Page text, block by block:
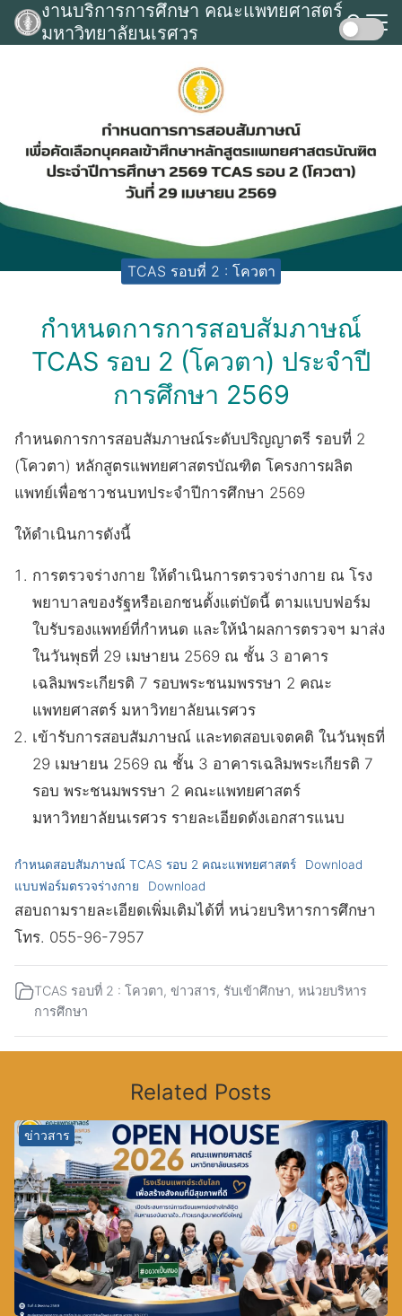
Skip
งานบริการการศึกษา คณะแพทยศาสตร์
มหาวิทยาลัยนเรศวร
TCAS รอบที่ 2 : โควตา
กำหนดการการสอบสัมภาษณ์
TCAS รอบ 2 (โควตา) ประจำปี
การศึกษา 2569
กำหนดการการสอบสัมภาษณ์ระดับปริญญาตรี รอบที่ 2
(โควตา) หลักสูตรแพทยศาสตรบัณฑิต โครงการผลิต
แพทย์เพื่อชาวชนบทประจำปีการศึกษา 2569
ให้ดำเนินการดังนี้
การตรวจร่างกาย ให้ดำเนินการตรวจร่างกาย ณ โรง
พยาบาลของรัฐหรือเอกชนตั้งแต่บัดนี้ ตามแบบฟอร์ม
ใบรับรองแพทย์ที่กำหนด และให้นำผลการตรวจฯ มาส่ง
ในวันพุธที่ 29 เมษายน 2569 ณ ชั้น 3 อาคาร
เฉลิมพระเกียรติ 7 รอบพระชนมพรรษา 2 คณะ
แพทยศาสตร์ มหาวิทยาลัยนเรศวร
เข้ารับการสอบสัมภาษณ์ และทดสอบเจตคติ ในวันพุธที่
29 เมษายน 2569 ณ ชั้น 3 อาคารเฉลิมพระเกียรติ 7
รอบ พระชนมพรรษา 2 คณะแพทยศาสตร์
มหาวิทยาลัยนเรศวร รายละเอียดดังเอกสารแนบ
กำหนดสอบสัมภาษณ์ TCAS รอบ 2 คณะแพทยศาสตร์
Download
แบบฟอร์มตรวจร่างกาย
Download
สอบถามรายละเอียดเพิ่มเติมได้ที่ หน่วยบริหารการศึกษา
โทร. 055-96-7957
TCAS รอบที่ 2 : โควตา, ข่าวสาร, รับเข้าศึกษา, หน่วยบริหาร
การศึกษา
Related Posts
ข่าวสาร